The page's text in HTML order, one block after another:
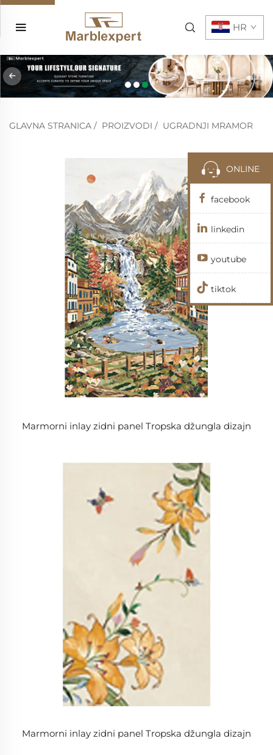
HR
GLAVNA STRANICA / PROIZVODI / UGRADNJI MRAMOR
Marmorni inlay zidni panel Tropska džungla dizajn
Marmorni inlay zidni panel Tropska džungla dizajn
ONLINE
facebook
linkedin
youtube
tiktok